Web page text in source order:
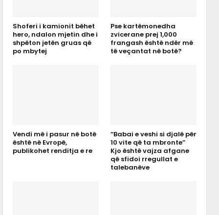
Shoferi i kamionit bëhet
hero, ndalon mjetin dhe i
shpëton jetën gruas që
po mbytej
Pse kartëmonedha
zvicerane prej 1,000
frangash është ndër më
të veçantat në botë?
Vendi më i pasur në botë
është në Evropë,
publikohet renditja e re
“Babai e veshi si djalë për
10 vite që ta mbronte”
Kjo është vajza afgane
që sfidoi rregullat e
talebanëve